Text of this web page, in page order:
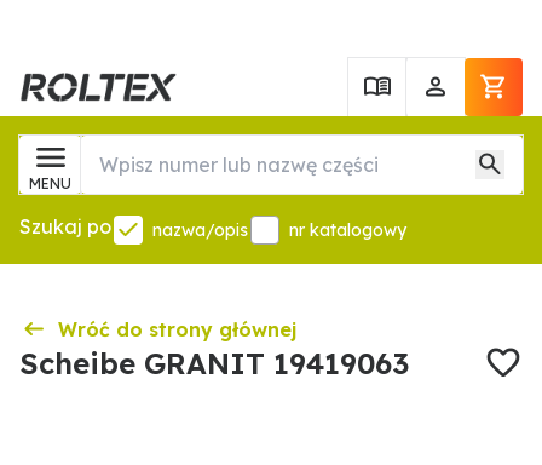
MENU
Szukaj po nazwa/opis nr katalogowy
Wróć do strony głównej
Scheibe GRANIT 19419063